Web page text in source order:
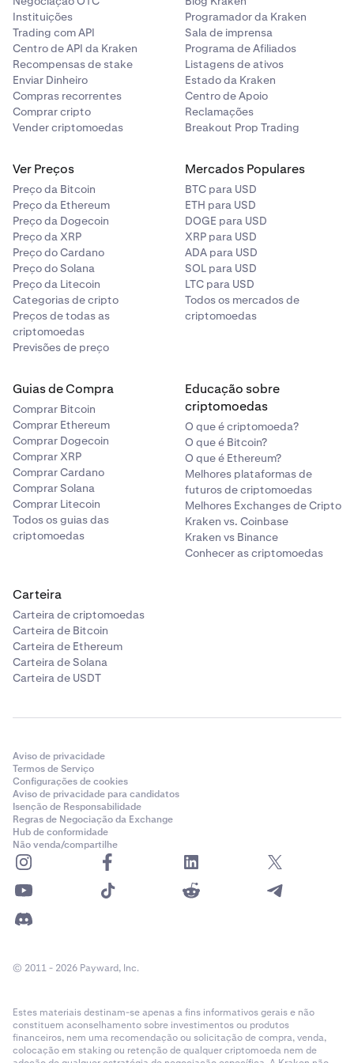
Instituições
Trading com API
Centro de API da Kraken
Recompensas de stake
Enviar Dinheiro
Compras recorrentes
Comprar cripto
Vender criptomoedas
Programador da Kraken
Sala de imprensa
Programa de Afiliados
Listagens de ativos
Estado da Kraken
Centro de Apoio
Reclamações
Breakout Prop Trading
Ver Preços
Preço da Bitcoin
Preço da Ethereum
Preço da Dogecoin
Preço da XRP
Preço do Cardano
Preço do Solana
Preço da Litecoin
Categorias de cripto
Preços de todas as
criptomoedas
Previsões de preço
Mercados Populares
BTC para USD
ETH para USD
DOGE para USD
XRP para USD
ADA para USD
SOL para USD
LTC para USD
Todos os mercados de
criptomoedas
Guias de Compra
Comprar Bitcoin
Comprar Ethereum
Comprar Dogecoin
Comprar XRP
Comprar Cardano
Comprar Solana
Comprar Litecoin
Todos os guias das
criptomoedas
Educação sobre
criptomoedas
O que é criptomoeda?
O que é Bitcoin?
O que é Ethereum?
Melhores plataformas de
futuros de criptomoedas
Melhores Exchanges de Cripto
Kraken vs. Coinbase
Kraken vs Binance
Conhecer as criptomoedas
Carteira
Carteira de criptomoedas
Carteira de Bitcoin
Carteira de Ethereum
Carteira de Solana
Carteira de USDT
Aviso de privacidade
Termos de Serviço
Configurações de cookies
Aviso de privacidade para candidatos
Isenção de Responsabilidade
Regras de Negociação da Exchange
Hub de conformidade
Não venda/compartilhe
© 2011 - 2026 Payward, Inc.
Estes materiais destinam-se apenas a fins informativos gerais e não
constituem aconselhamento sobre investimentos ou produtos
financeiros, nem uma recomendação ou solicitação de compra, venda,
colocação em staking ou retenção de qualquer criptomoeda nem de